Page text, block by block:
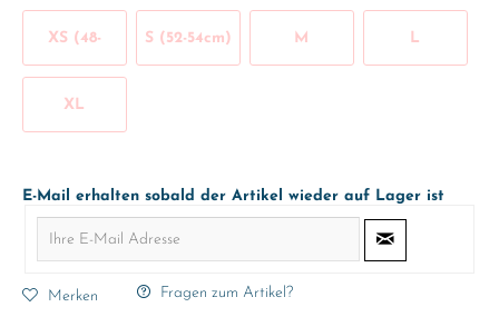
XS (48-
50cm)
S (52-54cm) M L
XL
E-Mail erhalten sobald der Artikel wieder auf Lager ist
Merken Fragen zum Artikel?